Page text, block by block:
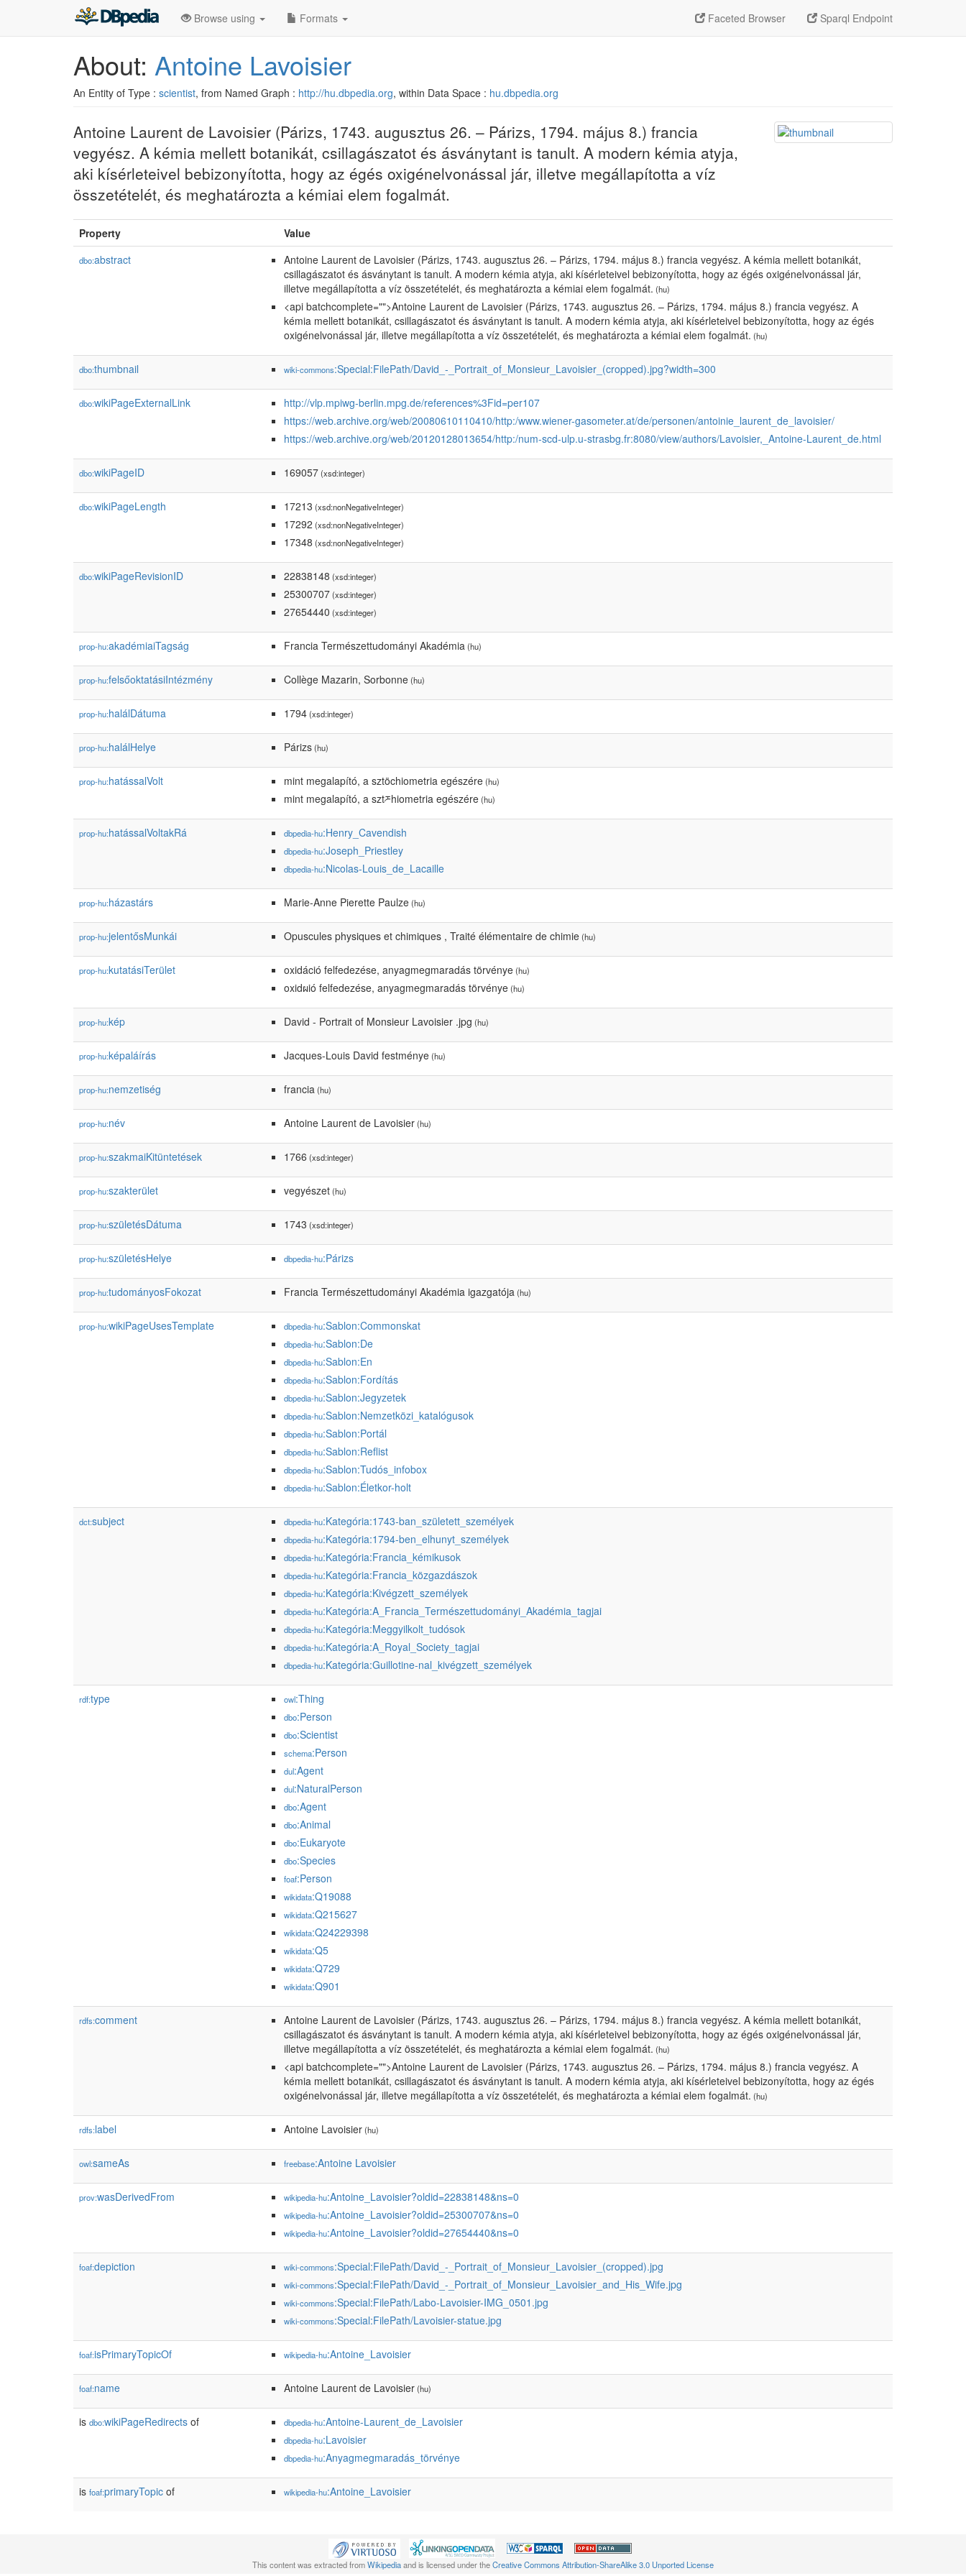
Faceted Browser Sparql Endpoint
Browse using Formats
About: Antoine Lavoisier
An Entity of Type : scientist, from Named Graph : http://hu.dbpedia.org, within Data Space : hu.dbpedia.org
Antoine Laurent de Lavoisier (Párizs, 1743. augusztus 26. – Párizs, 1794. május 8.) francia
vegyész. A kémia mellett botanikát, csillagászatot és ásványtant is tanult. A modern kémia atyja,
aki kísérleteivel bebizonyította, hogy az égés oxigénelvonással jár, illetve megállapította a víz
összetételét, és meghatározta a kémiai elem fogalmát.
Property Value
dbo:abstract
Antoine Laurent de Lavoisier (Párizs, 1743. augusztus 26. – Párizs, 1794. május 8.) francia vegyész. A kémia mellett botanikát,
csillagászatot és ásványtant is tanult. A modern kémia atyja, aki kísérleteivel bebizonyította, hogy az égés oxigénelvonással jár,
illetve megállapította a víz összetételét, és meghatározta a kémiai elem fogalmát. (hu)
<api batchcomplete="">Antoine Laurent de Lavoisier (Párizs, 1743. augusztus 26. – Párizs, 1794. május 8.) francia vegyész. A
kémia mellett botanikát, csillagászatot és ásványtant is tanult. A modern kémia atyja, aki kísérleteivel bebizonyította, hogy az égés
oxigénelvonással jár, illetve megállapította a víz összetételét, és meghatározta a kémiai elem fogalmát. (hu)
dbo:thumbnail wiki-commons:Special:FilePath/David_-_Portrait_of_Monsieur_Lavoisier_(cropped).jpg?width=300
dbo:wikiPageExternalLink
http://vlp.mpiwg-berlin.mpg.de/references%3Fid=per107
https://web.archive.org/web/20080610110410/http:/www.wiener-gasometer.at/de/personen/antoinie_laurent_de_lavoisier/
https://web.archive.org/web/20120128013654/http:/num-scd-ulp.u-strasbg.fr:8080/view/authors/Lavoisier,_Antoine-Laurent_de.html
dbo:wikiPageID 169057(xsd:integer)
dbo:wikiPageLength 17213 (xsd:nonNegativeInteger)
17292 (xsd:nonNegativeInteger)
17348 (xsd:nonNegativeInteger)
dbo:wikiPageRevisionID 22838148 (xsd:integer)
25300707(xsd:integer)
27654440 (xsd:integer)
prop-hu:akadémiaiTagság Francia Természettudományi Akadémia(hu)
prop-hu:felsőoktatásiIntézmény Collège Mazarin, Sorbonne(hu)
prop-hu:halálDátuma 1794(xsd:integer)
prop-hu:halálHelye Párizs(hu)
prop-hu:hatássalVolt mint megalapító, a sztöchiometria egészére(hu)
mint megalapító, a sztཬhiometria egészére(hu)
prop-hu:hatássalVoltakRá dbpedia-hu:Henry_Cavendish
dbpedia-hu:Joseph_Priestley
dbpedia-hu:Nicolas-Louis_de_Lacaille
prop-hu:házastárs Marie-Anne Pierette Paulze(hu)
prop-hu:jelentősMunkái Opuscules physiques et chimiques , Traité élémentaire de chimie(hu)
prop-hu:kutatásiTerület oxidáció felfedezése, anyagmegmaradás törvénye(hu)
oxidผió felfedezése, anyagmegmaradás törvénye(hu)
prop-hu:kép David - Portrait of Monsieur Lavoisier .jpg (hu)
prop-hu:képaláírás Jacques-Louis David festménye(hu)
prop-hu:nemzetiség francia(hu)
prop-hu:név Antoine Laurent de Lavoisier(hu)
prop-hu:szakmaiKitüntetések 1766 (xsd:integer)
prop-hu:szakterület vegyészet(hu)
prop-hu:születésDátuma 1743 (xsd:integer)
prop-hu:születésHelye dbpedia-hu:Párizs
prop-hu:tudományosFokozat Francia Természettudományi Akadémia igazgatója(hu)
prop-hu:wikiPageUsesTemplate dbpedia-hu:Sablon:Commonskat
dbpedia-hu:Sablon:De
dbpedia-hu:Sablon:En
dbpedia-hu:Sablon:Fordítás
dbpedia-hu:Sablon:Jegyzetek
dbpedia-hu:Sablon:Nemzetközi_katalógusok
dbpedia-hu:Sablon:Portál
dbpedia-hu:Sablon:Reflist
dbpedia-hu:Sablon:Tudós_infobox
dbpedia-hu:Sablon:Életkor-holt
dct:subject dbpedia-hu:Kategória:1743-ban_született_személyek
dbpedia-hu:Kategória:1794-ben_elhunyt_személyek
dbpedia-hu:Kategória:Francia_kémikusok
dbpedia-hu:Kategória:Francia_közgazdászok
dbpedia-hu:Kategória:Kivégzett_személyek
dbpedia-hu:Kategória:A_Francia_Természettudományi_Akadémia_tagjai
dbpedia-hu:Kategória:Meggyilkolt_tudósok
dbpedia-hu:Kategória:A_Royal_Society_tagjai
dbpedia-hu:Kategória:Guillotine-nal_kivégzett_személyek
rdf:type owl:Thing
dbo:Person
dbo:Scientist
schema:Person
dul:Agent
dul:NaturalPerson
dbo:Agent
dbo:Animal
dbo:Eukaryote
dbo:Species
foaf:Person
wikidata:Q19088
wikidata:Q215627
wikidata:Q24229398
wikidata:Q5
wikidata:Q729
wikidata:Q901
rdfs:comment
Antoine Laurent de Lavoisier (Párizs, 1743. augusztus 26. – Párizs, 1794. május 8.) francia vegyész. A kémia mellett botanikát,
csillagászatot és ásványtant is tanult. A modern kémia atyja, aki kísérleteivel bebizonyította, hogy az égés oxigénelvonással jár,
illetve megállapította a víz összetételét, és meghatározta a kémiai elem fogalmát. (hu)
<api batchcomplete="">Antoine Laurent de Lavoisier (Párizs, 1743. augusztus 26. – Párizs, 1794. május 8.) francia vegyész. A
kémia mellett botanikát, csillagászatot és ásványtant is tanult. A modern kémia atyja, aki kísérleteivel bebizonyította, hogy az égés
oxigénelvonással jár, illetve megállapította a víz összetételét, és meghatározta a kémiai elem fogalmát. (hu)
rdfs:label Antoine Lavoisier(hu)
owl:sameAs freebase:Antoine Lavoisier
prov:wasDerivedFrom wikipedia-hu:Antoine_Lavoisier?oldid=22838148&ns=0
wikipedia-hu:Antoine_Lavoisier?oldid=25300707&ns=0
wikipedia-hu:Antoine_Lavoisier?oldid=27654440&ns=0
foaf:depiction wiki-commons:Special:FilePath/David_-_Portrait_of_Monsieur_Lavoisier_(cropped).jpg
wiki-commons:Special:FilePath/David_-_Portrait_of_Monsieur_Lavoisier_and_His_Wife.jpg
wiki-commons:Special:FilePath/Labo-Lavoisier-IMG_0501.jpg
wiki-commons:Special:FilePath/Lavoisier-statue.jpg
foaf:isPrimaryTopicOf wikipedia-hu:Antoine_Lavoisier
foaf:name Antoine Laurent de Lavoisier(hu)
is dbo:wikiPageRedirects of dbpedia-hu:Antoine-Laurent_de_Lavoisier
dbpedia-hu:Lavoisier
dbpedia-hu:Anyagmegmaradás_törvénye
is foaf:primaryTopic of wikipedia-hu:Antoine_Lavoisier
This content was extracted fromWikipediaand is licensed under theCreative Commons Attribution-ShareAlike 3.0 Unported License